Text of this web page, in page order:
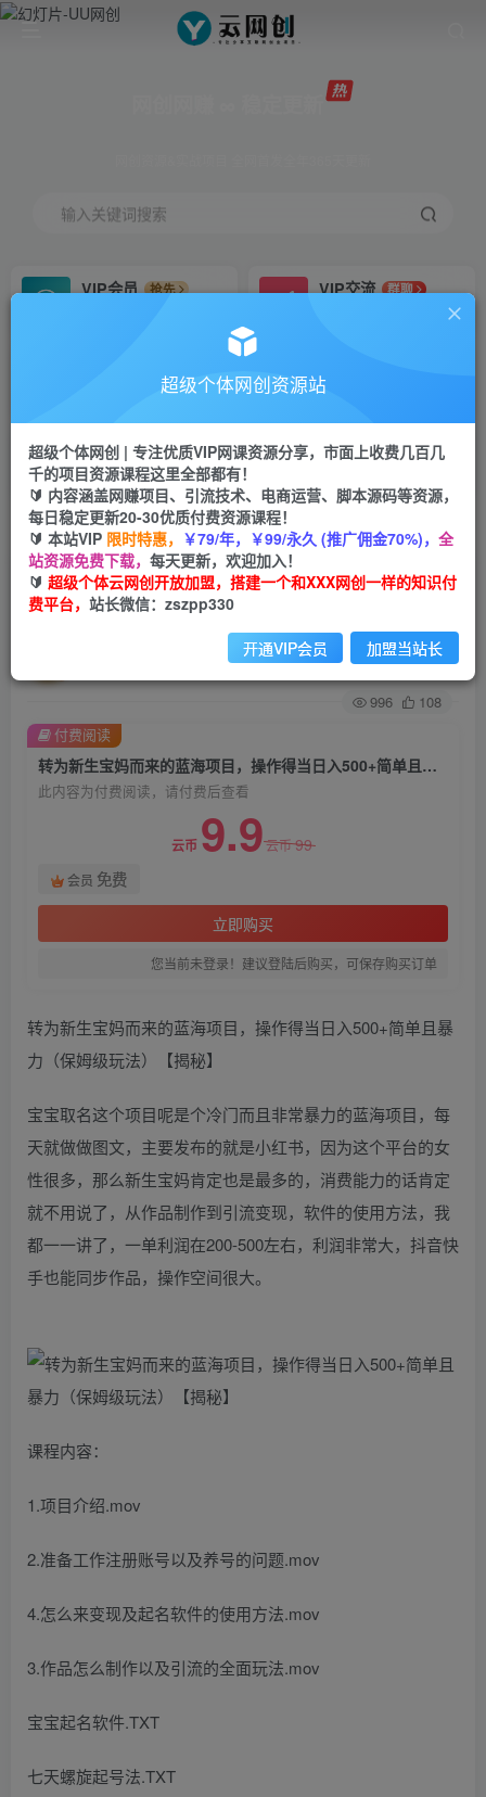
输入关键词搜索
VIP会员
抢先
VIP交流
群聊
研究探讨更多创业项目路子。
会员专属推广链接
招募站长
挂机
项目
脚本卡密
APP下载
GO
首页 创业课程 会员免费 正文
转为新生宝妈而来的蓝海项目，操作得当日入
500+简单且暴力（保姆级玩法）【揭秘】
关注 私信
996 108
转为新生宝妈而来的蓝海项目，操作得当日入500+简单且暴力（保姆级玩法）【揭秘】
此内容为付费阅读，请付费后查看
云币 9.9云币99
会员 免费
立即购买
您当前未登录！建议登陆后购买，可保存购买订单
付费阅读
转为新生宝妈而来的蓝海项目，操作得当日入500+简单且暴
力（保姆级玩法）【揭秘】
宝宝取名这个项目呢是个冷门而且非常暴力的蓝海项目，每
天就做做图文，主要发布的就是小红书，因为这个平台的女
性很多，那么新生宝妈肯定也是最多的，消费能力的话肯定
就不用说了，从作品制作到引流变现，软件的使用方法，我
都一一讲了，一单利润在200-500左右，利润非常大，抖音快
手也能同步作品，操作空间很大。
课程内容：
1.项目介绍.mov
2.准备工作注册账号以及养号的问题.mov
4.怎么来变现及起名软件的使用方法.mov
3.作品怎么制作以及引流的全面玩法.mov
宝宝起名软件.TXT
七天螺旋起号法.TXT
超级个体网创资源站
超级个体网创 | 专注优质VIP网课资源分享，市面上收费几百几
千的项目资源课程这里全部都有！
🔰 内容涵盖网赚项目、引流技术、电商运营、脚本源码等资源，
每日稳定更新20-30优质付费资源课程！
🔰 本站VIP 限时特惠， ￥79/年，￥99/永久 (推广佣金70%)， 全
站资源免费下载， 每天更新，欢迎加入！
🔰 超级个体云网创开放加盟，搭建一个和XXX网创一样的知识付
费平台， 站长微信：zszpp330
开通VIP会员 加盟当站长